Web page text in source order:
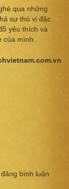
qua những
sự thú vị đặc
yêu thích và
mình.
bình luận